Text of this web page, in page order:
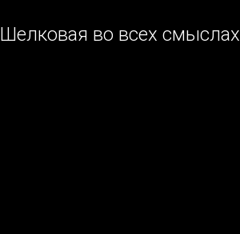
Шелковая во всех смыслах